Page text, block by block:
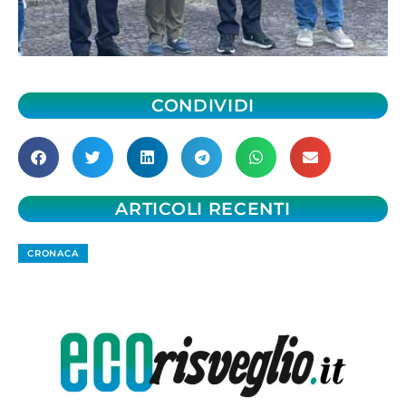
CONDIVIDI
ARTICOLI RECENTI
CRONACA